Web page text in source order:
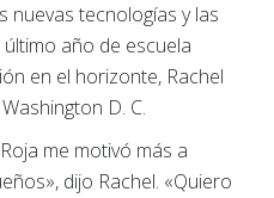
nuevas tecnologías y las
año de escuela
en el horizonte, Rachel
D. C.
me motivó más a
dijo Rachel. «Quiero